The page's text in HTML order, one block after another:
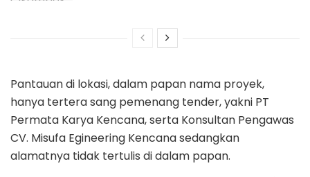
Pantauan di lokasi, dalam papan nama proyek,
hanya tertera sang pemenang tender, yakni PT
Permata Karya Kencana, serta Konsultan Pengawas
CV. Misufa Egineering Kencana sedangkan
alamatnya tidak tertulis di dalam papan.